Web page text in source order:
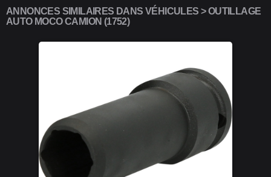
ANNONCES SIMILAIRES DANS VÉHICULES > OUTILLAGE
AUTO MOCO CAMION (1752)